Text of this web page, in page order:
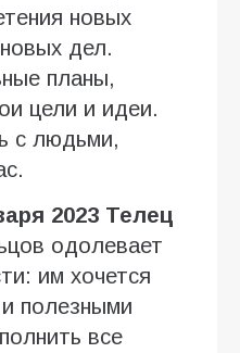
новых
дел.
планы,
цели и идеи.
с людьми,
2023 Телец
одолевает
им хочется
полезными
все